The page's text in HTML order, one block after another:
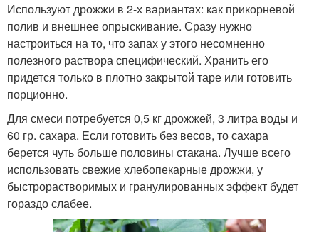
Используют дрожжи в 2-х вариантах: как прикорневой
полив и внешнее опрыскивание. Сразу нужно
настроиться на то, что запах у этого несомненно
полезного раствора специфический. Хранить его
придется только в плотно закрытой таре или готовить
порционно.
Для смеси потребуется 0,5 кг дрожжей, 3 литра воды и
60 гр. сахара. Если готовить без весов, то сахара
берется чуть больше половины стакана. Лучше всего
использовать свежие хлебопекарные дрожжи, у
быстрорастворимых и гранулированных эффект будет
гораздо слабее.